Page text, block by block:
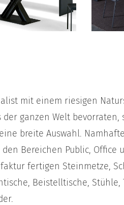
mit einem riesigen
ganzen Welt
breite Auswahl.
den Bereichen Public,
fertigen Steinmetze,
Beistelltische,